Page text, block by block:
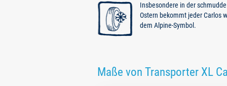
Insbesondere in der
Ostern bekommt jeder Carlos
dem Alpine-Symbol.
Maße von Transporter XL